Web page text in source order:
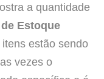
a quantidade
Estoque
estão sendo
vezes o